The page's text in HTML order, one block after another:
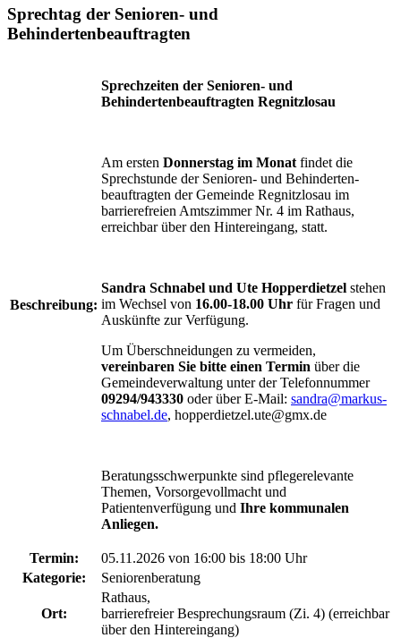
Sprechtag der Senioren- und
Behindertenbeauftragten
Beschreibung:
Sprechzeiten der Senioren- und
Behindertenbeauftragten Regnitzlosau
Am ersten Donnerstag im Monat findet die
Sprechstunde der Senioren- und Behinderten-
beauftragten der Gemeinde Regnitzlosau im
barrierefreien Amtszimmer Nr. 4 im Rathaus,
erreichbar über den Hintereingang, statt.
Sandra Schnabel und Ute Hopperdietzel stehen
im Wechsel von 16.00-18.00 Uhr für Fragen und
Auskünfte zur Verfügung.
Um Überschneidungen zu vermeiden,
vereinbaren Sie bitte einen Termin über die
Gemeindeverwaltung unter der Telefonnummer
09294/943330 oder über E-Mail: sandra@markus-
schnabel.de, hopperdietzel.ute@gmx.de
Beratungsschwerpunkte sind pflegerelevante
Themen, Vorsorgevollmacht und
Patientenverfügung und Ihre kommunalen
Anliegen.
Termin: 05.11.2026 von 16:00 bis 18:00 Uhr
Kategorie:
Seniorenberatung
Ort:
Rathaus,
barrierefreier Besprechungsraum (Zi. 4) (erreichbar
über den Hintereingang)